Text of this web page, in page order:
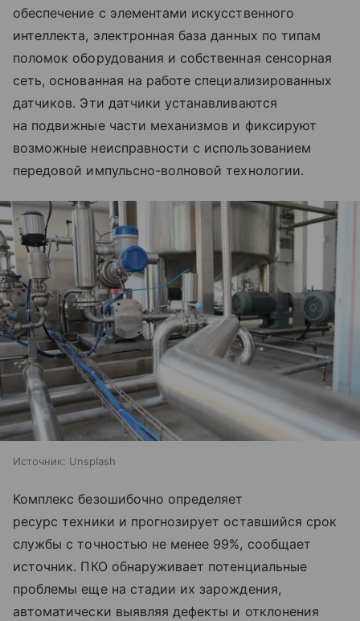
обеспечение с элементами искусственного
интеллекта, электронная база данных по типам
поломок оборудования и собственная сенсорная
сеть, основанная на работе специализированных
датчиков. Эти датчики устанавливаются
на подвижные части механизмов и фиксируют
возможные неисправности с использованием
передовой импульсно-волновой технологии.
Источник: Unsplash
Комплекс безошибочно определяет
ресурс техники и прогнозирует оставшийся срок
службы с точностью не менее 99%, сообщает
источник. ПКО обнаруживает потенциальные
проблемы еще на стадии их зарождения,
автоматически выявляя дефекты и отклонения